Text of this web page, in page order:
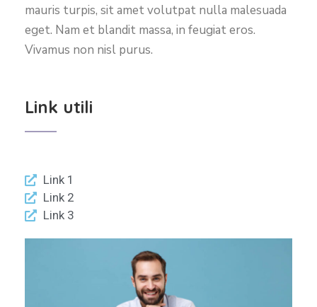
mauris turpis, sit amet volutpat nulla malesuada
eget. Nam et blandit massa, in feugiat eros.
Vivamus non nisl purus.
Link utili
Link 1
Link 2
Link 3